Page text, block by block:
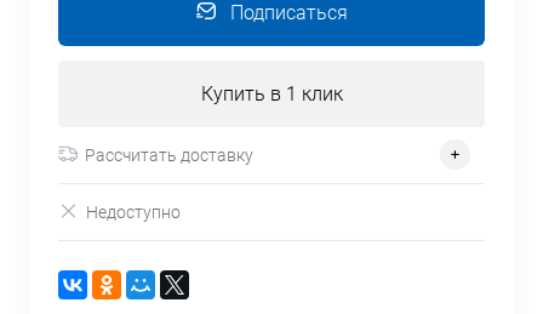
Подписаться
Купить в 1 клик
Рассчитать доставку
Недоступно